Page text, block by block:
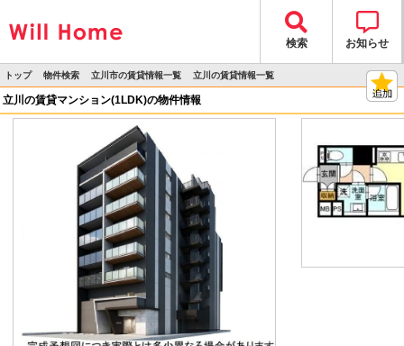
検索 お知らせ
トップ
>
物件検索
>
立川市の賃貸情報一覧
>
立川の賃貸情報一覧
>
立川の賃貸マンション(1LDK)の物件情報